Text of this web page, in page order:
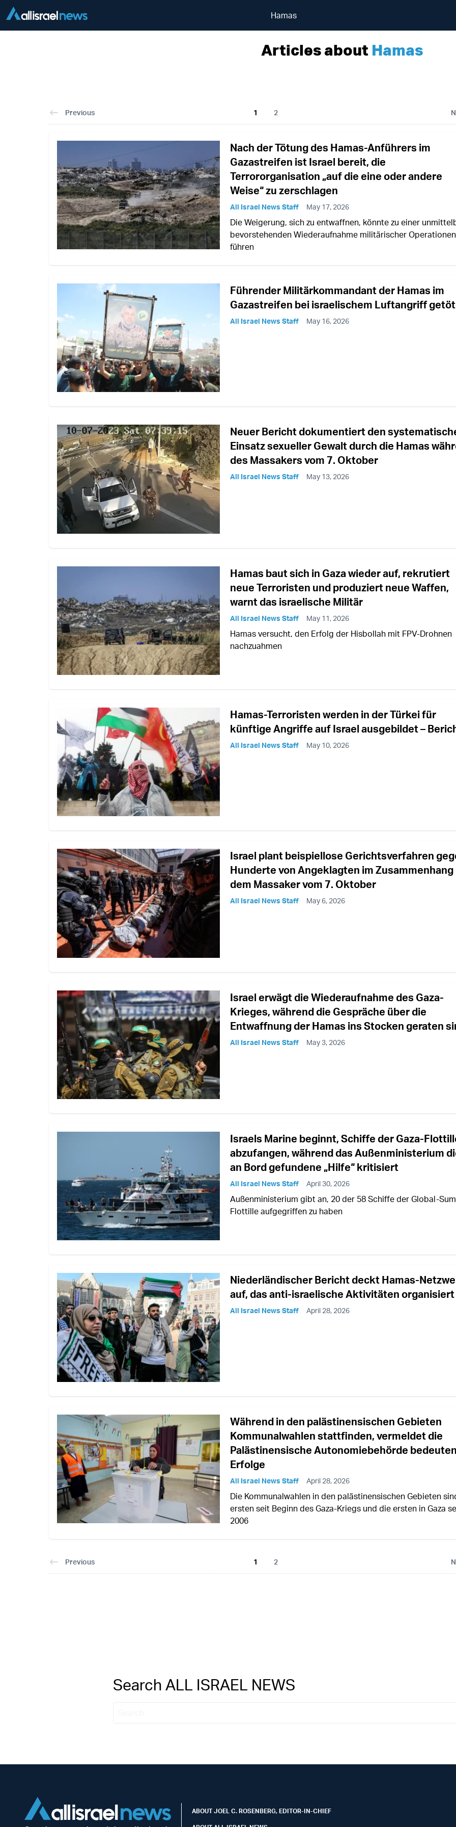
Hamas
Articles about Hamas
Previous 1 2
Nach der Tötung des Hamas-Anführers im
Gazastreifen ist Israel bereit, die
Terrororganisation „auf die eine oder andere
Weise“ zu zerschlagen
All Israel News Staff May 17, 2026
Die Weigerung, sich zu entwaffnen, könnte zu einer
bevorstehenden Wiederaufnahme militärischer Operationen
führen
Führender Militärkommandant der Hamas im
Gazastreifen bei israelischem Luftangriff
All Israel News Staff May 16, 2026
Neuer Bericht dokumentiert den
Einsatz sexueller Gewalt durch die Hamas
des Massakers vom 7. Oktober
All Israel News Staff May 13, 2026
Hamas baut sich in Gaza wieder auf, rekrutiert
neue Terroristen und produziert neue Waffen,
warnt das israelische Militär
All Israel News Staff May 11, 2026
Hamas versucht, den Erfolg der Hisbollah mit FPV-Drohnen
nachzuahmen
Hamas-Terroristen werden in der Türkei für
künftige Angriffe auf Israel ausgebildet –
All Israel News Staff May 10, 2026
Israel plant beispiellose Gerichtsverfahren
Hunderte von Angeklagten im
dem Massaker vom 7. Oktober
All Israel News Staff May 6, 2026
Israel erwägt die Wiederaufnahme des Gaza-
Krieges, während die Gespräche über die
Entwaffnung der Hamas ins Stocken geraten
All Israel News Staff May 3, 2026
Israels Marine beginnt, Schiffe der Gaza-
abzufangen, während das Außenministerium
an Bord gefundene „Hilfe“ kritisiert
All Israel News Staff April 30, 2026
Außenministerium gibt an, 20 der 58 Schiffe der Global-
Flottille aufgegriffen zu haben
Niederländischer Bericht deckt Hamas-
auf, das anti-israelische Aktivitäten organisiert
All Israel News Staff April 28, 2026
Während in den palästinensischen Gebieten
Kommunalwahlen stattfinden, vermeldet die
Palästinensische Autonomiebehörde
Erfolge
All Israel News Staff April 28, 2026
Die Kommunalwahlen in den palästinensischen Gebieten
ersten seit Beginn des Gaza-Kriegs und die ersten in Gaza
2006
Previous 1 2
Search ALL ISRAEL NEWS
ABOUT JOEL C. ROSENBERG, EDITOR-IN-CHIEF